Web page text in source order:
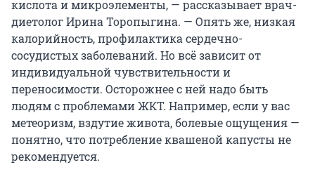
кислота и микроэлементы, — рассказывает врач-
диетолог Ирина Торопыгина. — Опять же, низкая
калорийность, профилактика сердечно-
сосудистых заболеваний. Но всё зависит от
индивидуальной чувствительности и
переносимости. Осторожнее с ней надо быть
людям с проблемами ЖКТ. Например, если у вас
метеоризм, вздутие живота, болевые ощущения —
понятно, что потребление квашеной капусты не
рекомендуется.